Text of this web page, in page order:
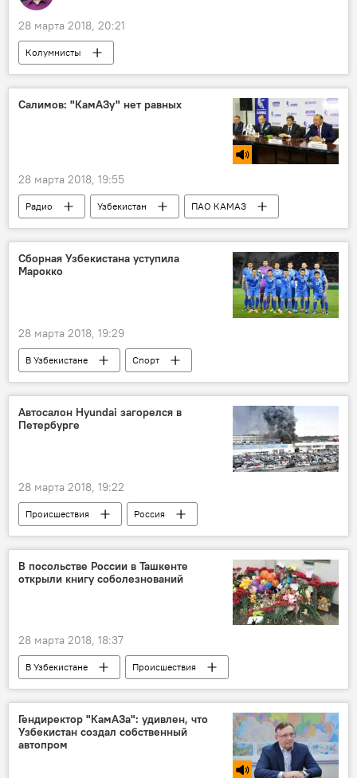
28 марта 2018, 20:21
Колумнисты
Расследование отравления бывшего офицера ГРУ Сергея Скрипаля
Россия
Великобритания
Салимов: "КамАЗу" нет равных
28 марта 2018, 19:55
Радио Узбекистан ПАО КАМАЗ
Сборная Узбекистана уступила
Марокко
28 марта 2018, 19:29
В Узбекистане
Спорт
Футбольная ассоциация Узбекистана
Автосалон Нyundai загорелся в
Петербурге
28 марта 2018, 19:22
Происшествия
Россия
Санкт-Петербург
Hyundai
пожар
В посольстве России в Ташкенте
открыли книгу соболезнований
28 марта 2018, 18:37
В Узбекистане
Происшествия
Трагедия в Кемерово
Россия
Узбекистан
Ташкент
Кемерово
Абдулазиз Камилов
Абдулла Арипов
пожар
Гендиректор "КамАЗа": удивлен, что
Узбекистан создал собственный
автопром